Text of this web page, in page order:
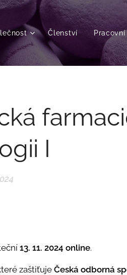
Členství
I
13. 11. 2024 online.
zaštiťuje Česká odborná